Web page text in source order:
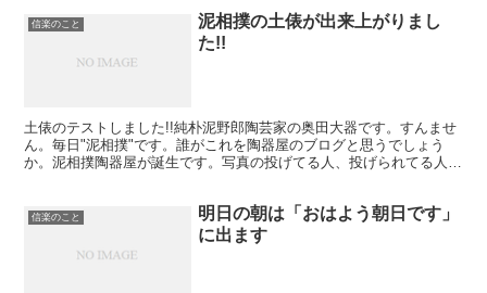
信楽のこと
泥相撲の土俵が出来上がりまし
た!!
土俵のテストしました!!純朴泥野郎陶芸家の奥田大器です。すんませ
ん。毎日"泥相撲"です。誰がこれを陶器屋のブログと思うでしょう
か。泥相撲陶器屋が誕生です。写真の投げてる人、投げられてる人、
信楽のこと
明日の朝は「おはよう朝日です」
に出ます